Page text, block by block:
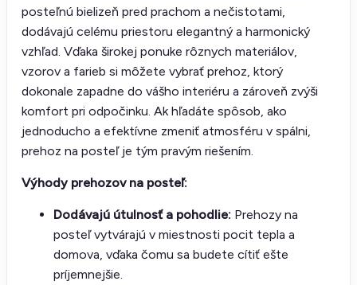
posteľnú bielizeň pred prachom a nečistotami,
dodávajú celému priestoru elegantný a harmonický
vzhľad. Vďaka širokej ponuke rôznych materiálov,
vzorov a farieb si môžete vybrať prehoz, ktorý
dokonale zapadne do vášho interiéru a zároveň zvýši
komfort pri odpočinku. Ak hľadáte spôsob, ako
jednoducho a efektívne zmeniť atmosféru v spálni,
prehoz na posteľ je tým pravým riešením.
Výhody prehozov na posteľ:
Dodávajú útulnosť a pohodlie: Prehozy na
posteľ vytvárajú v miestnosti pocit tepla a
domova, vďaka čomu sa budete cítiť ešte
príjemnejšie.